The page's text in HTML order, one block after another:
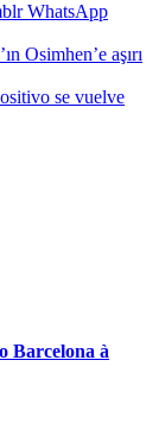
WhatsApp
Osimhen’e aşırı
se vuelve
Barcelona à